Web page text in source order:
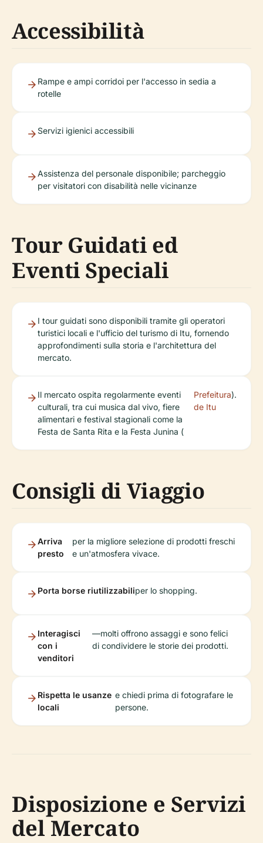
Accessibilità
Rampe e ampi corridoi per l'accesso in sedia a
rotelle
Servizi igienici accessibili
Assistenza del personale disponibile; parcheggio
per visitatori con disabilità nelle vicinanze
Tour Guidati ed
Eventi Speciali
I tour guidati sono disponibili tramite gli operatori
turistici locali e l'ufficio del turismo di Itu, fornendo
approfondimenti sulla storia e l'architettura del
mercato.
Il mercato ospita regolarmente eventi
culturali, tra cui musica dal vivo, fiere
alimentari e festival stagionali come la
Festa de Santa Rita e la Festa Junina (
Prefeitura
de Itu
).
Consigli di Viaggio
Arriva
presto
per la migliore selezione di prodotti freschi
e un'atmosfera vivace.
Porta borse riutilizzabiliper lo shopping.
Interagisci
con i
venditori
—molti offrono assaggi e sono felici
di condividere le storie dei prodotti.
Rispetta le usanze
locali
e chiedi prima di fotografare le
persone.
Disposizione e Servizi
del Mercato